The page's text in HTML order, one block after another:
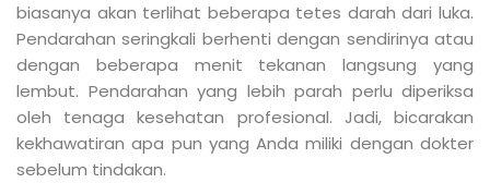
biasanya akan terlihat beberapa tetes darah dari luka.
Pendarahan seringkali berhenti dengan sendirinya atau
dengan beberapa menit tekanan langsung yang
lembut. Pendarahan yang lebih parah perlu diperiksa
oleh tenaga kesehatan profesional. Jadi, bicarakan
kekhawatiran apa pun yang Anda miliki dengan dokter
sebelum tindakan.